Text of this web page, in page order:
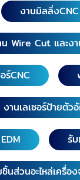
งานมิลลิ่งCNC
Wire Cut และง
ร์CNC
งานเลเซอร์ป้ายตัว
รั
นส่วนอะไหล่เครื่อ